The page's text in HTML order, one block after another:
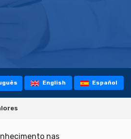
English Español
nas